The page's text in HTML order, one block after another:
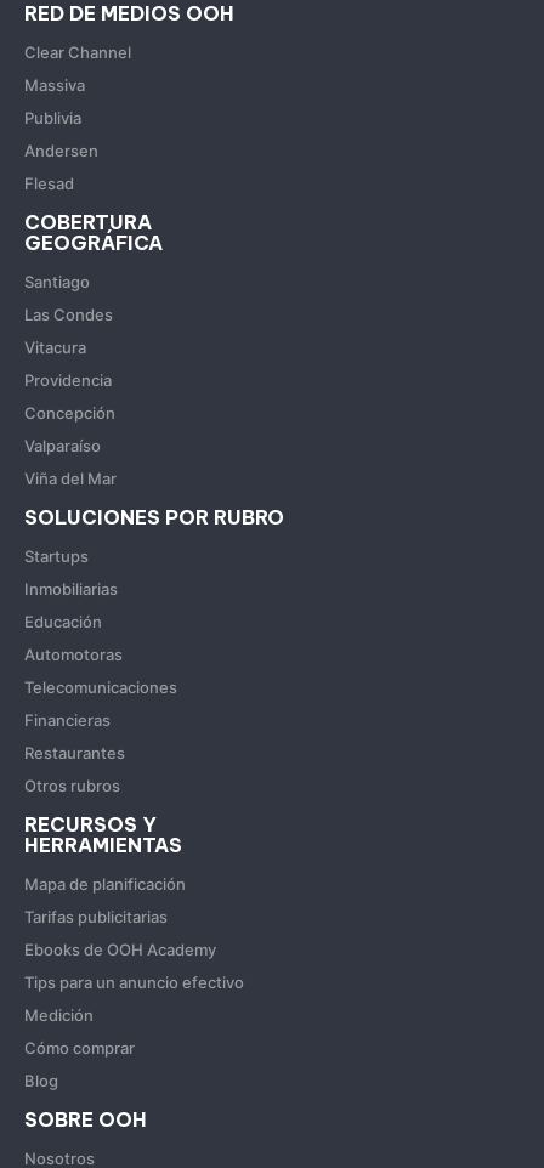
RED DE MEDIOS OOH
Clear Channel
Massiva
Publivia
Andersen
Flesad
COBERTURA
GEOGRÁFICA
Santiago
Las Condes
Vitacura
Providencia
Concepción
Valparaíso
Viña del Mar
SOLUCIONES POR RUBRO
Startups
Inmobiliarias
Educación
Automotoras
Telecomunicaciones
Financieras
Restaurantes
Otros rubros
RECURSOS Y
HERRAMIENTAS
Mapa de planificación
Tarifas publicitarias
Ebooks de OOH Academy
Tips para un anuncio efectivo
Medición
Cómo comprar
Blog
SOBRE OOH
Nosotros